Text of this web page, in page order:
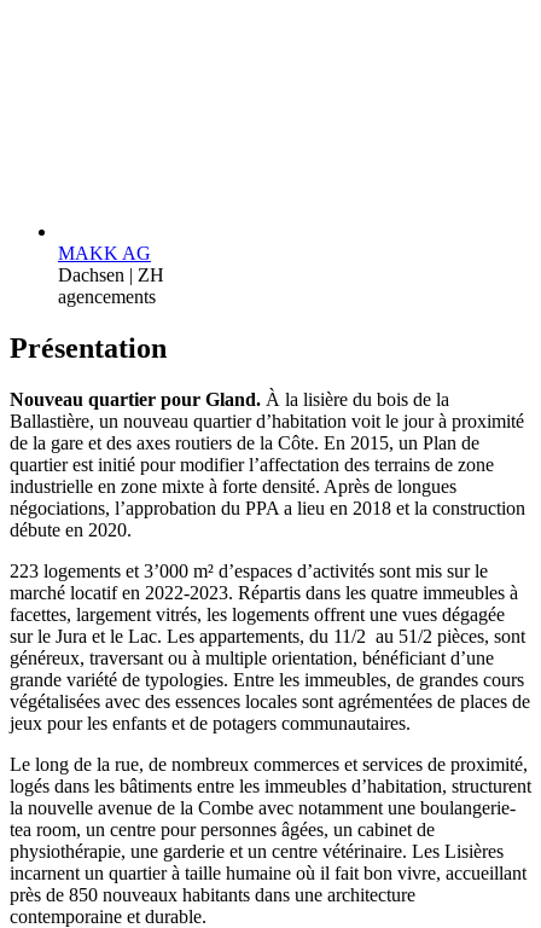
MAKK AG
Dachsen | ZH
agencements
Présentation
Nouveau quartier pour Gland. À la lisière du bois de la
Ballastière, un nouveau quartier d’habitation voit le jour à proximité
de la gare et des axes routiers de la Côte. En 2015, un Plan de
quartier est initié pour modifier l’affectation des terrains de zone
industrielle en zone mixte à forte densité. Après de longues
négociations, l’approbation du PPA a lieu en 2018 et la construction
débute en 2020.
223 logements et 3’000 m² d’espaces d’activités sont mis sur le
marché locatif en 2022-2023. Répartis dans les quatre immeubles à
facettes, largement vitrés, les logements offrent une vues dégagée
sur le Jura et le Lac. Les appartements, du 11/2 au 51/2 pièces, sont
généreux, traversant ou à multiple orientation, bénéficiant d’une
grande variété de typologies. Entre les immeubles, de grandes cours
végétalisées avec des essences locales sont agrémentées de places de
jeux pour les enfants et de potagers communautaires.
Le long de la rue, de nombreux commerces et services de proximité,
logés dans les bâtiments entre les immeubles d’habitation, structurent
la nouvelle avenue de la Combe avec notamment une boulangerie-
tea room, un centre pour personnes âgées, un cabinet de
physiothérapie, une garderie et un centre vétérinaire. Les Lisières
incarnent un quartier à taille humaine où il fait bon vivre, accueillant
près de 850 nouveaux habitants dans une architecture
contemporaine et durable.